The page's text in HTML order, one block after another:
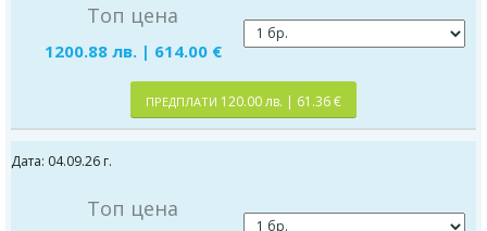
Топ цена
1200.88 лв. | 614.00 €
ПРЕДПЛАТИ 120.00 лв. | 61.36 €
Дата: 04.09.26 г.
Топ цена